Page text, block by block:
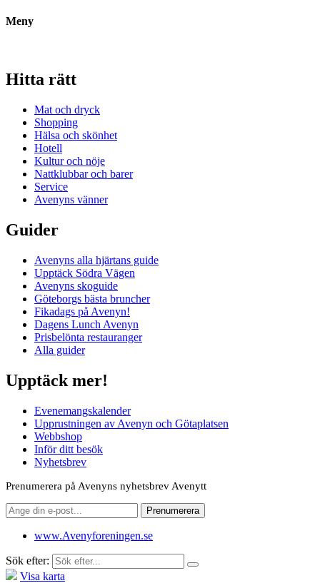
Meny
Hitta rätt
Mat och dryck
Shopping
Hälsa och skönhet
Hotell
Kultur och nöje
Nattklubbar och barer
Service
Avenyns vänner
Guider
Avenyns alla hjärtans guide
Upptäck Södra Vägen
Avenyns skoguide
Göteborgs bästa bruncher
Fikadags på Avenyn!
Dagens Lunch Avenyn
Prisbelönta restauranger
Alla guider
Upptäck mer!
Evenemangskalender
Upprustningen av Avenyn och Götaplatsen
Webbshop
Inför ditt besök
Nyhetsbrev
Prenumerera på Avenyns nyhetsbrev Avenytt
www.Avenyforeningen.se
Sök efter:
Visa karta